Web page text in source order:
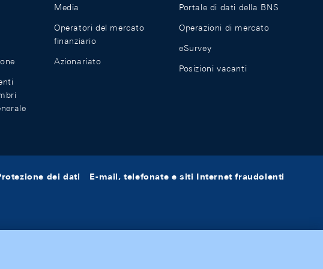
Media
Operatori del mercato
finanziario
Azionariato
Portale di dati della BNS
Operazioni di mercato
eSurvey
Posizioni vacanti
dei dati E-mail, telefonate e siti Internet fraudolenti